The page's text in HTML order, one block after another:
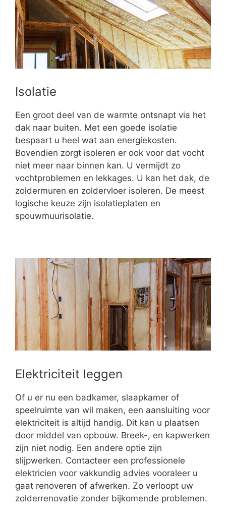
Isolatie
Een groot deel van de warmte ontsnapt via het
dak naar buiten. Met een goede isolatie
bespaart u heel wat aan energiekosten.
Bovendien zorgt isoleren er ook voor dat vocht
niet meer naar binnen kan. U vermijdt zo
vochtproblemen en lekkages. U kan het dak, de
zoldermuren en zoldervloer isoleren. De meest
logische keuze zijn isolatieplaten en
spouwmuurisolatie.
Elektriciteit leggen
Of u er nu een badkamer, slaapkamer of
speelruimte van wil maken, een aansluiting voor
elektriciteit is altijd handig. Dit kan u plaatsen
door middel van opbouw. Breek-, en kapwerken
zijn niet nodig. Een andere optie zijn
slijpwerken. Contacteer een professionele
elektricien voor vakkundig advies vooraleer u
gaat renoveren of afwerken. Zo verloopt uw
zolderrenovatie zonder bijkomende problemen.